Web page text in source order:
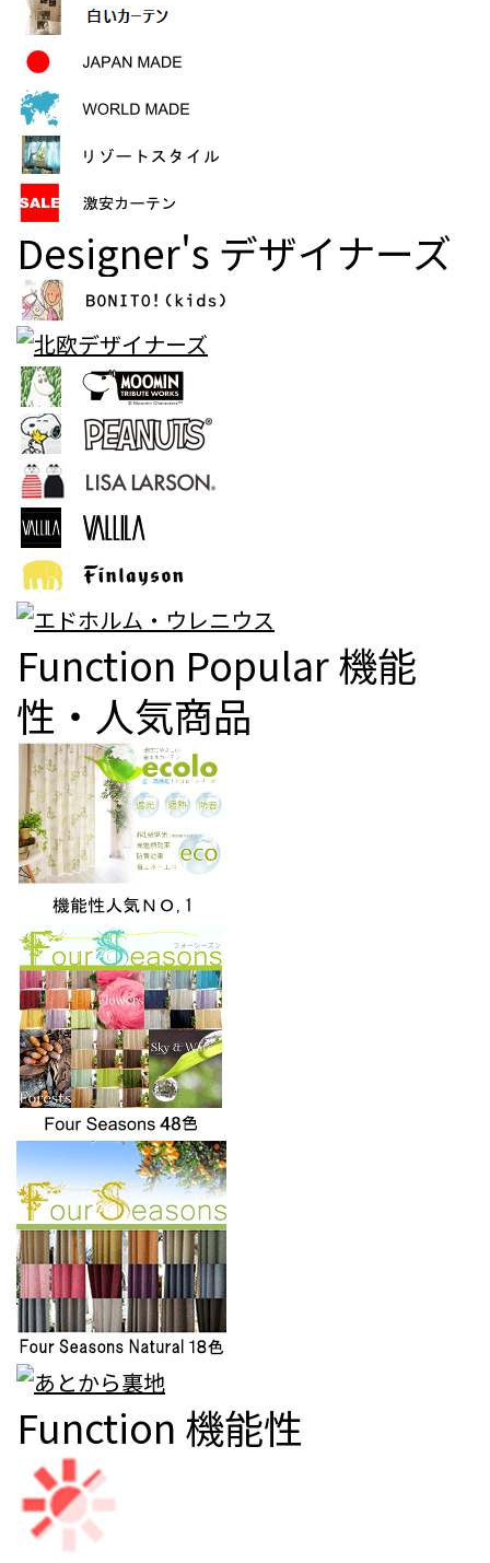
Designer's デザイナーズ
Function Popular機能
性・人気商品
Function 機能性